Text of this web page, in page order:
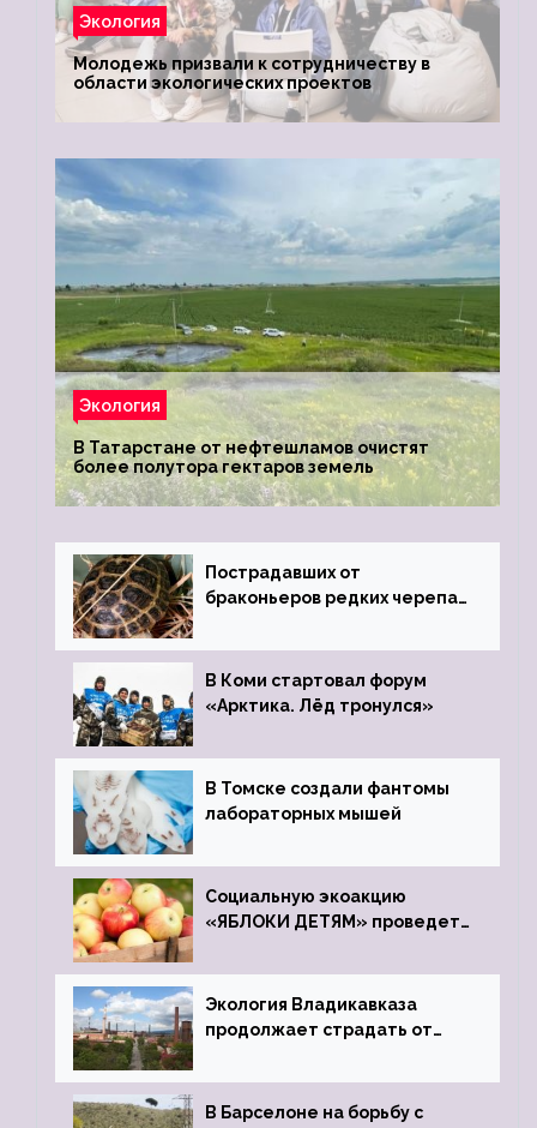
Экология
Молодежь призвали к сотрудничеству в
области экологических проектов
Экология
В Татарстане от нефтешламов очистят
более полутора гектаров земель
Пострадавших от
браконьеров редких черепах
зоопарк
В Коми стартовал форум
«Арктика. Лёд тронулся»
В Томске создали фантомы
лабораторных мышей
Социальную экоакцию
«ЯБЛОКИ ДЕТЯМ» проведет
Экология Владикавказа
продолжает страдать от
В Барселоне на борьбу с